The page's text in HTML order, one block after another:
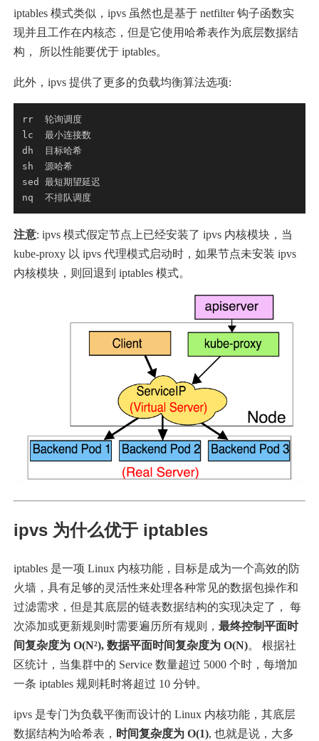
iptables 模式类似，ipvs 虽然也是基于 netfilter 钩子函数实
现并且工作在内核态，但是它使用哈希表作为底层数据结
构， 所以性能要优于 iptables。
此外，ipvs 提供了更多的负载均衡算法选项:
rr  轮询调度
lc  最小连接数
dh  目标哈希
sh  源哈希
sed 最短期望延迟
nq  不排队调度
注意: ipvs 模式假定节点上已经安装了 ipvs 内核模块，当
kube-proxy 以 ipvs 代理模式启动时，如果节点未安装 ipvs
内核模块，则回退到 iptables 模式。
ipvs 为什么优于 iptables
iptables 是一项 Linux 内核功能，目标是成为一个高效的防
火墙，具有足够的灵活性来处理各种常见的数据包操作和
过滤需求，但是其底层的链表数据结构的实现决定了， 每
次添加或更新规则时需要遍历所有规则，最终控制平面时
间复杂度为 O(N²), 数据平面时间复杂度为 O(N)。 根据社
区统计，当集群中的 Service 数量超过 5000 个时，每增加
一条 iptables 规则耗时将超过 10 分钟。
ipvs 是专门为负载平衡而设计的 Linux 内核功能，其底层
数据结构为哈希表， 时间复杂度为 O(1), 也就是说，大多